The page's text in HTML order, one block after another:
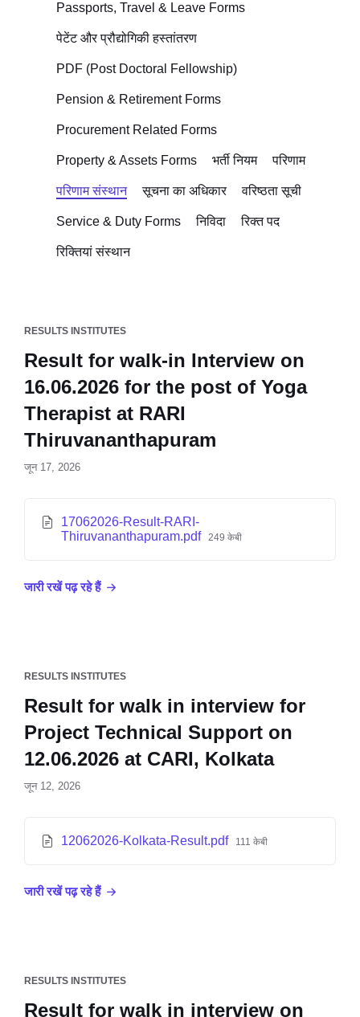
Passports, Travel & Leave Forms
पेटेंट और प्रौद्योगिकी हस्तांतरण
PDF (Post Doctoral Fellowship)
Pension & Retirement Forms
Procurement Related Forms
Property & Assets Forms भर्ती नियम परिणाम
परिणाम संस्थान सूचना का अधिकार वरिष्ठता सूची
Service & Duty Forms निविदा रिक्त पद
रिक्तियां संस्थान
RESULTS INSTITUTES
Result for walk-in Interview on
16.06.2026 for the post of Yoga
Therapist at RARI
Thiruvananthapuram
जून 17, 2026
17062026-Result-RARI-
Thiruvananthapuram.pdf 249 केबी
जारी रखें पढ़ रहे हैं
RESULTS INSTITUTES
Result for walk in interview for
Project Technical Support on
12.06.2026 at CARI, Kolkata
जून 12, 2026
12062026-Kolkata-Result.pdf 111 केबी
जारी रखें पढ़ रहे हैं
RESULTS INSTITUTES
Result for walk in interview on